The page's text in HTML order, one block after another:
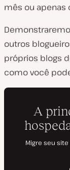
mês ou apenas
outros
próprios blogs
como você